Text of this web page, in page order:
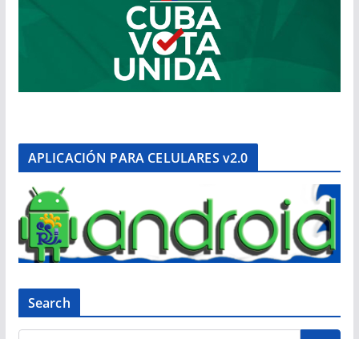
APLICACIÓN PARA CELULARES v2.0
Search